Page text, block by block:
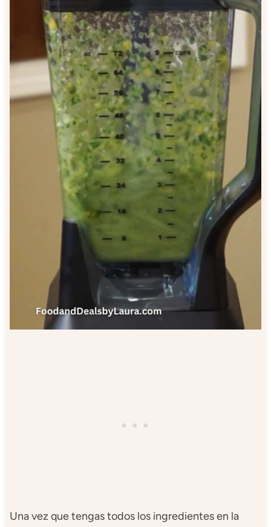
Una vez que tengas todos los ingredientes en la